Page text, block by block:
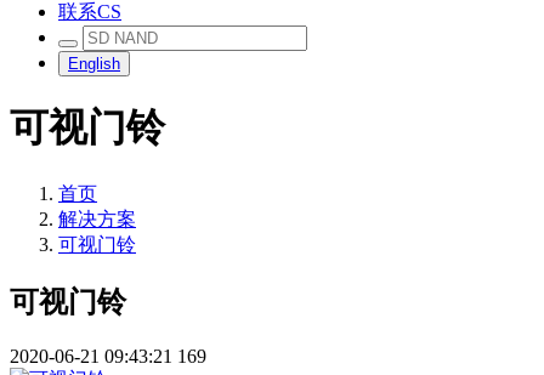
联系CS
English
可视门铃
首页
解决方案
可视门铃
可视门铃
2020-06-21 09:43:21 169